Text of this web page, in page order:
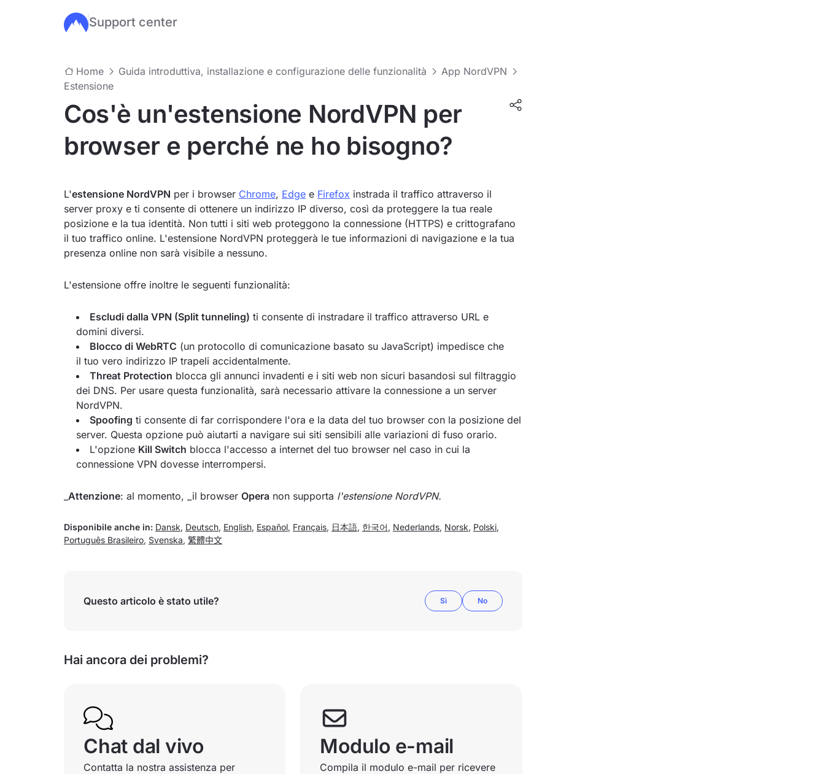
Salta al contenuto principale
Support center
Home Guida introduttiva, installazione e configurazione delle funzionalità
App NordVPN
Estensione
Cos'è un'estensione NordVPN per
browser e perché ne ho bisogno?
L'estensione NordVPN per i browser Chrome, Edge e Firefox instrada il traffico attraverso il
server proxy e ti consente di ottenere un indirizzo IP diverso, così da proteggere la tua reale
posizione e la tua identità. Non tutti i siti web proteggono la connessione (HTTPS) e crittografano
il tuo traffico online. L'estensione NordVPN proteggerà le tue informazioni di navigazione e la tua
presenza online non sarà visibile a nessuno.
L'estensione offre inoltre le seguenti funzionalità:
Escludi dalla VPN (Split tunneling) ti consente di instradare il traffico attraverso URL e
domini diversi.
Blocco di WebRTC (un protocollo di comunicazione basato su JavaScript) impedisce che
il tuo vero indirizzo IP trapeli accidentalmente.
Threat Protection blocca gli annunci invadenti e i siti web non sicuri basandosi sul filtraggio
dei DNS. Per usare questa funzionalità, sarà necessario attivare la connessione a un server
NordVPN.
Spoofing ti consente di far corrispondere l'ora e la data del tuo browser con la posizione del
server. Questa opzione può aiutarti a navigare sui siti sensibili alle variazioni di fuso orario.
L'opzione Kill Switch blocca l'accesso a internet del tuo browser nel caso in cui la
connessione VPN dovesse interrompersi.
Attenzione: al momento, _il browser Opera non supporta l'estensione NordVPN.
Disponibile anche in: Dansk, Deutsch, English, Español, Français, 日本語, 한국어 , Nederlands, Norsk, Polski,
Português Brasileiro, Svenska, 繁體中文
Questo articolo è stato utile? Sì No
Hai ancora dei problemi?
Chat dal vivo
Contatta la nostra assistenza per
Modulo e-mail
Compila il modulo e-mail per ricevere